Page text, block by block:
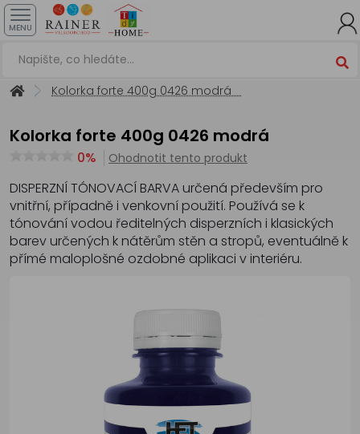
MENU
Kolorka forte 400g 0426 modrá
Kolorka forte 400g 0426 modrá
0% Ohodnotit tento produkt
DISPERZNÍ TÓNOVACÍ BARVA určená především pro
vnitřní, případně i venkovní použití. Používá se k
tónování vodou ředitelných disperzních i klasických
barev určených k nátěrům stěn a stropů, eventuálně k
přímé maloplošné ozdobné aplikaci v interiéru.